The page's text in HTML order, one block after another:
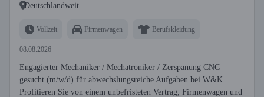
Deutschlandweit
Vollzeit Firmenwagen Berufskleidung
08.08.2026
Engagierter Mechaniker / Mechatroniker / Zerspanung CNC
gesucht (m/w/d) für abwechslungsreiche Aufgaben bei W&K.
Profitieren Sie von einem unbefristeten Vertrag, Firmenwagen und